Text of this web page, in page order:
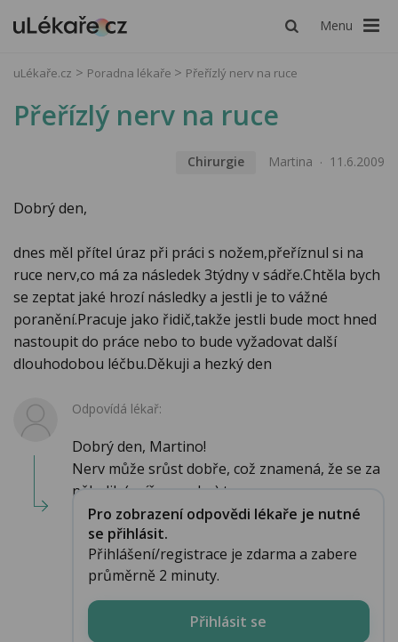
Menu
uLékaře.cz Poradna lékaře Přeřízlý nerv na ruce
Přeřízlý nerv na ruce
Chirurgie Martina 11.6.2009
Dobrý den,
dnes měl přítel úraz při práci s nožem,přeříznul si na
ruce nerv,co má za následek 3týdny v sádře.Chtěla bych
se zeptat jaké hrozí následky a jestli je to vážné
poranění.Pracuje jako řidič,takže jestli bude moct hned
nastoupit do práce nebo to bude vyžadovat další
dlouhodobou léčbu.Děkuji a hezký den
Odpovídá lékař:
Dobrý den, Martino!
Nerv může srůst dobře, což znamená, že se za
několik (spíše mnoho) t...
Pro zobrazení odpovědi lékaře je nutné
se přihlásit.
Přihlášení/registrace je zdarma a zabere
průměrně 2 minuty.
Přihlásit se